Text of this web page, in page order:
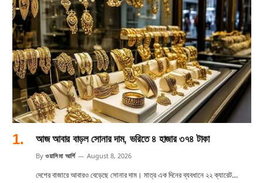
আজ আবার বাড়ল সোনার দাম, ভরিতে ৪ হাজার ৩৭৪ টাকা
By ওয়াসিমা আর্শি August 8, 2026
দেশের বাজারে আবারও বেড়েছে সোনার দাম। মাত্র এক দিনের ব্যবধানে ২২ ক্যারেট…